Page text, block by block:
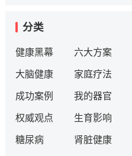
分类
健康黑幕 六大方案
大脑健康 家庭疗法
成功案例 我的器官
权威观点 生育影响
糖尿病 肾脏健康